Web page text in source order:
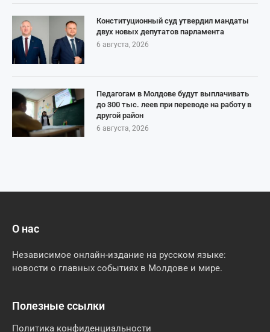
Конституционный суд утвердил мандаты
двух новых депутатов парламента
6 августа, 2026
Педагогам в Молдове будут выплачивать
до 300 тыс. леев при переводе на работу в
другой район
6 августа, 2026
О нас
Независимое онлайн-издание на русском языке:
новости о главных событиях в Молдове и мире.
Полезные ссылки
Политика конфиденциальности